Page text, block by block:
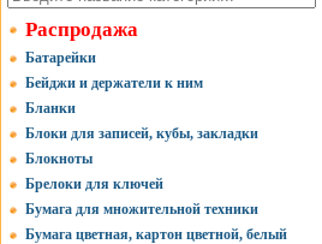
Распродажа
Батарейки
Бейджи и держатели к ним
Бланки
Блоки для записей, кубы, закладки
Блокноты
Брелоки для ключей
Бумага для множительной техники
Бумага цветная, картон цветной, белый